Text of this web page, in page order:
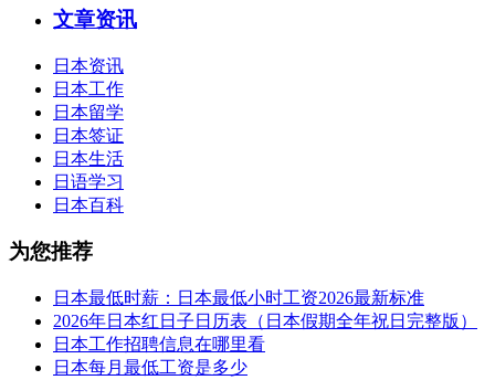
文章资讯
日本资讯
日本工作
日本留学
日本签证
日本生活
日语学习
日本百科
为您推荐
日本最低时薪：日本最低小时工资2026最新标准
2026年日本红日子日历表（日本假期全年祝日完整版）
日本工作招聘信息在哪里看
日本每月最低工资是多少